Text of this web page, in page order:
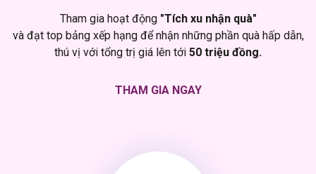
Tham gia hoạt động "Tích xu nhận quà"
và đạt top bảng xếp hạng để nhận những phần quà hấp dẫn,
thú vị với tổng trị giá lên tới 50 triệu đồng.
THAM GIA NGAY